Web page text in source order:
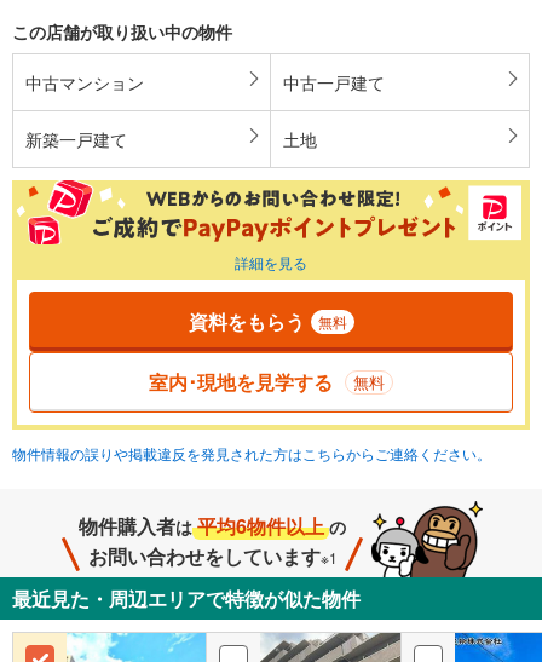
この店舗が取り扱い中の物件
中古マンション 中古一戸建て
新築一戸建て 土地
詳細を見る
資料をもらう 無料
室内･現地を見学する 無料
物件情報の誤りや掲載違反を発見された方はこちらからご連絡ください。
物件購入者は 平均6物件以上 の
お問い合わせをしています※1
最近見た・周辺エリアで特徴が似た物件